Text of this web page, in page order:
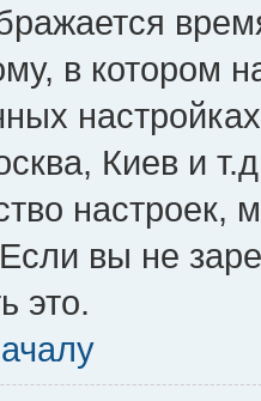
в котором
Киев и
настроек,
вы не
это.